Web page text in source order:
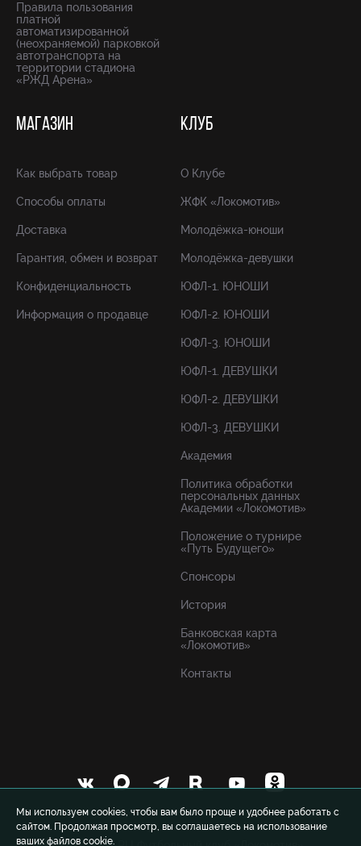
Мы используем cookies, чтобы вам было проще и удобнее работать с
сайтом. Продолжая просмотр, вы соглашаетесь на использование
ваших файлов cookie.
Правила пользования
платной
автоматизированной
(неохраняемой) парковкой
автотранспорта на
территории стадиона
«РЖД Арена»
МАГАЗИН
Как выбрать товар
Способы оплаты
Доставка
Гарантия, обмен и возврат
Конфиденциальность
Информация о продавце
КЛУБ
О Клубе
ЖФК «Локомотив»
Молодёжка-юноши
Молодёжка-девушки
ЮФЛ-1. ЮНОШИ
ЮФЛ-2. ЮНОШИ
ЮФЛ-3. ЮНОШИ
ЮФЛ-1. ДЕВУШКИ
ЮФЛ-2. ДЕВУШКИ
ЮФЛ-3. ДЕВУШКИ
Академия
Политика обработки
персональных данных
Академии «Локомотив»
Положение о турнире
«Путь Будущего»
Спонсоры
История
Банковская карта
«Локомотив»
Контакты